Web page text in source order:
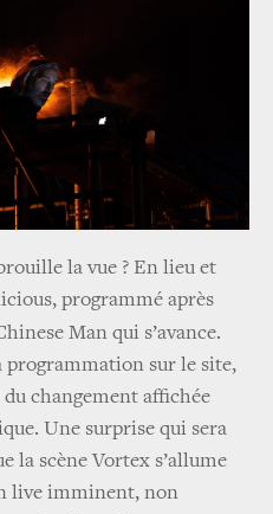
la vue ? En lieu et
programmé après
Man qui s’avance.
programmation sur le site,
changement affichée
Une surprise qui sera
la scène Vortex s’allume
live imminent, non